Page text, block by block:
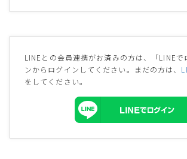
LINEとの会員連携がお済みの方は、「LINEで
ンからログインしてください。まだの方は、
をしてください。